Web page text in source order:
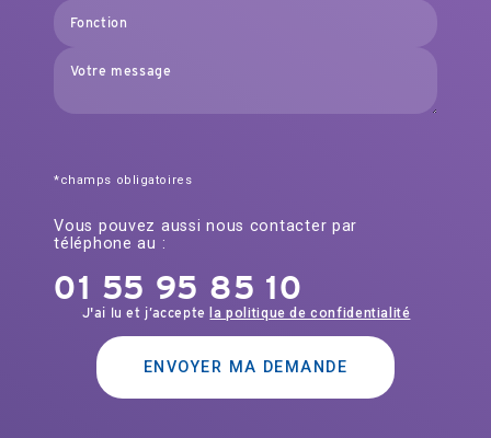
*champs obligatoires
Vous pouvez aussi nous contacter par
téléphone au :
01 55 95 85 10
J'ai lu et j’accepte la politique de confidentialité
ENVOYER MA DEMANDE